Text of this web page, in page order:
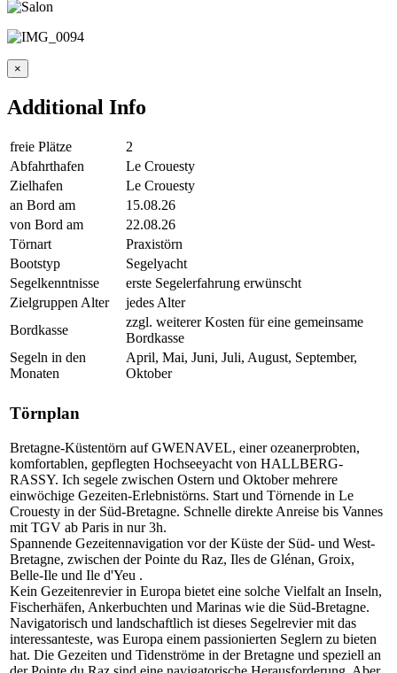
×
Additional Info
freie Plätze
2
Abfahrthafen
Le Crouesty
Zielhafen
Le Crouesty
an Bord am
15.08.26
von Bord am
22.08.26
Törnart
Praxistörn
Bootstyp
Segelyacht
Segelkenntnisse
erste Segelerfahrung erwünscht
Zielgruppen Alter
jedes Alter
Bordkasse
zzgl. weiterer Kosten für eine gemeinsame
Bordkasse
Segeln in den
Monaten
April, Mai, Juni, Juli, August, September,
Oktober
Törnplan
Bretagne-Küstentörn auf GWENAVEL, einer ozeanerprobten,
komfortablen, gepflegten Hochseeyacht von HALLBERG-
RASSY. Ich segele zwischen Ostern und Oktober mehrere
einwöchige Gezeiten-Erlebnistörns. Start und Törnende in Le
Crouesty in der Süd-Bretagne. Schnelle direkte Anreise bis Vannes
mit TGV ab Paris in nur 3h.
Spannende Gezeitennavigation vor der Küste der Süd- und West-
Bretagne, zwischen der Pointe du Raz, Iles de Glénan, Groix,
Belle-Ile und Ile d'Yeu .
Kein Gezeitenrevier in Europa bietet eine solche Vielfalt an Inseln,
Fischerhäfen, Ankerbuchten und Marinas wie die Süd-Bretagne.
Navigatorisch und landschaftlich ist dieses Segelrevier mit das
interessanteste, was Europa einem passionierten Seglern zu bieten
hat. Die Gezeiten und Tidenströme in der Bretagne und speziell an